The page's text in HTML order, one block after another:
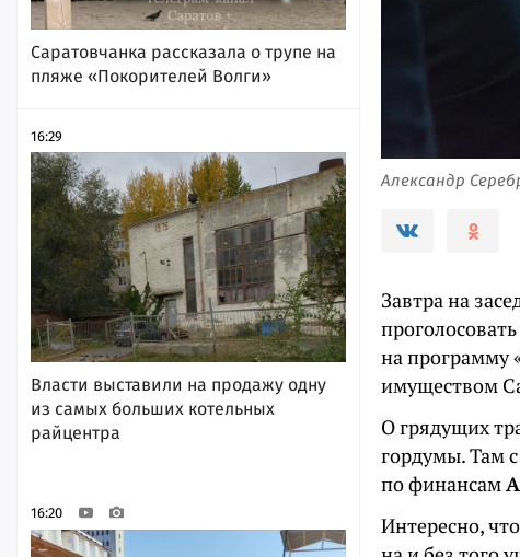
Саратовчанка рассказала о трупе на
пляже «Покорителей Волги»
16:29
Власти выставили на продажу одну
из самых больших котельных
райцентра
16:20
Александр
Завтра на
на программу
имуществом
О грядущих
гордумы. Там
по финансам
Интересно,